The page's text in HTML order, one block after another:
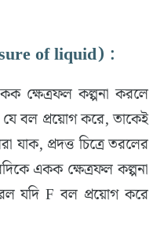
of liquid) :
ক্ষেত্রফল কল্পনা করলে
বল প্রয়োগ করে, তাকেই
যাক, প্রদত্ত চিত্রে তরলের
একক ক্ষেত্রফল কল্পনা
যদি F বল প্রয়োগ করে